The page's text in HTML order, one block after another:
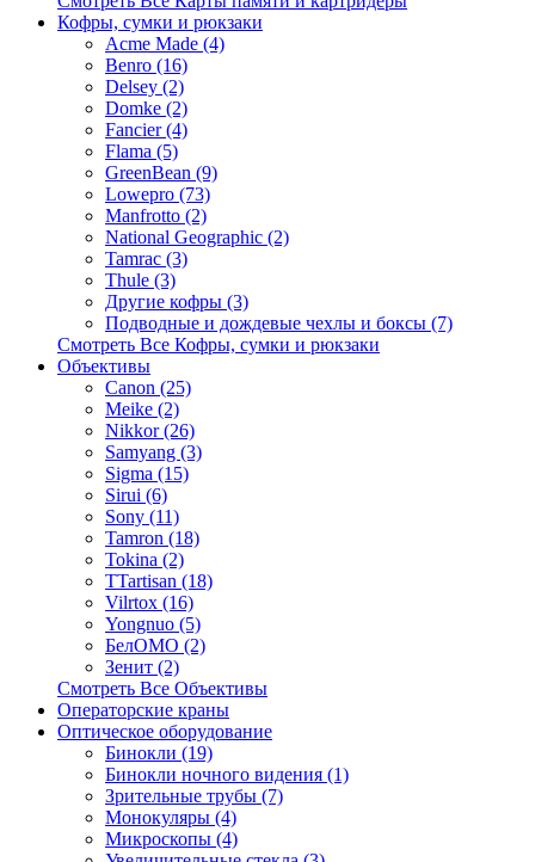
Кофры, сумки и рюкзаки
Acme Made (4)
Benro (16)
Delsey (2)
Domke (2)
Fancier (4)
Flama (5)
GreenBean (9)
Lowepro (73)
Manfrotto (2)
National Geographic (2)
Tamrac (3)
Thule (3)
Другие кофры (3)
Подводные и дождевые чехлы и боксы (7)
Смотреть Все Кофры, сумки и рюкзаки
Объективы
Canon (25)
Meike (2)
Nikkor (26)
Samyang (3)
Sigma (15)
Sirui (6)
Sony (11)
Tamron (18)
Tokina (2)
TTartisan (18)
Vilrtox (16)
Yongnuo (5)
БелOMO (2)
Зенит (2)
Смотреть Все Объективы
Операторские краны
Оптическое оборудование
Бинокли (19)
Бинокли ночного видения (1)
Зрительные трубы (7)
Монокуляры (4)
Микроскопы (4)